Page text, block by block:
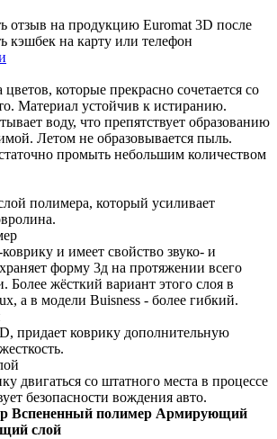
отзыв на продукцию Euromat 3D после
кэшбек на карту или телефон
которые прекрасно сочетается со
Материал устойчив к истиранию.
воду, что препятствует образованию
Летом не образовывается пыль.
промыть небольшим количеством
полимера, который усиливает
и имеет свойство звуко- и
форму 3д на протяжении всего
Более жёсткий вариант этого слоя в
а в модели Buisness - более гибкий.
придает коврику дополнительную
двигаться со штатного места в процессе
безопасности вождения авто.
Вспененный полимер Армирующий
слой